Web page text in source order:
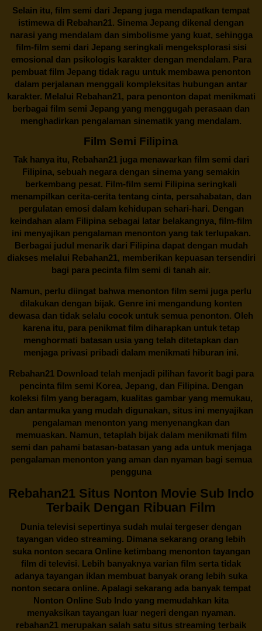
Selain itu, film semi dari Jepang juga mendapatkan tempat
istimewa di Rebahan21. Sinema Jepang dikenal dengan
narasi yang mendalam dan simbolisme yang kuat, sehingga
film-film semi dari Jepang seringkali mengeksplorasi sisi
emosional dan psikologis karakter dengan mendalam. Para
pembuat film Jepang tidak ragu untuk membawa penonton
dalam perjalanan menggali kompleksitas hubungan antar
karakter. Melalui Rebahan21, para penonton dapat menikmati
berbagai film semi Jepang yang menggugah perasaan dan
menghadirkan pengalaman sinematik yang mendalam.
Film Semi Filipina
Tak hanya itu, Rebahan21juga menawarkan film semi dari
Filipina, sebuah negara dengan sinema yang semakin
berkembang pesat. Film-film semi Filipina seringkali
menampilkan cerita-cerita tentang cinta, persahabatan, dan
pergulatan emosi dalam kehidupan sehari-hari. Dengan
keindahan alam Filipina sebagai latar belakangnya, film-film
ini menyajikan pengalaman menonton yang tak terlupakan.
Berbagai judul menarik dari Filipina dapat dengan mudah
diakses melalui Rebahan21, memberikan kepuasan tersendiri
bagi para pecinta film semi di tanah air.
Namun, perlu diingat bahwa menonton film semi juga perlu
dilakukan dengan bijak. Genre ini mengandung konten
dewasa dan tidak selalu cocok untuk semua penonton. Oleh
karena itu, para penikmat film diharapkan untuk tetap
menghormati batasan usia yang telah ditetapkan dan
menjaga privasi pribadi dalam menikmati hiburan ini.
Rebahan21Download telah menjadi pilihan favorit bagi para
pencinta film semi Korea, Jepang, dan Filipina. Dengan
koleksi film yang beragam, kualitas gambar yang memukau,
dan antarmuka yang mudah digunakan, situs ini menyajikan
pengalaman menonton yang menyenangkan dan
memuaskan. Namun, tetaplah bijak dalam menikmati film
semi dan pahami batasan-batasan yang ada untuk menjaga
pengalaman menonton yang aman dan nyaman bagi semua
pengguna
Rebahan21 Situs Nonton Movie Sub Indo
Terbaik Dengan Ribuan Film
Dunia televisi sepertinya sudah mulai tergeser dengan
tayangan video streaming. Dimana sekarang orang lebih
suka nonton secara Online ketimbang menonton tayangan
film di televisi. Lebih banyaknya varian film serta tidak
adanya tayangan iklan membuat banyak orang lebih suka
nonton secara online. Apalagi sekarang ada banyak tempat
Nonton Online Sub Indo yang memudahkan kita
menyaksikan tayangan luar negeri dengan nyaman.
rebahan21 merupakan salah satu situs streaming terbaik